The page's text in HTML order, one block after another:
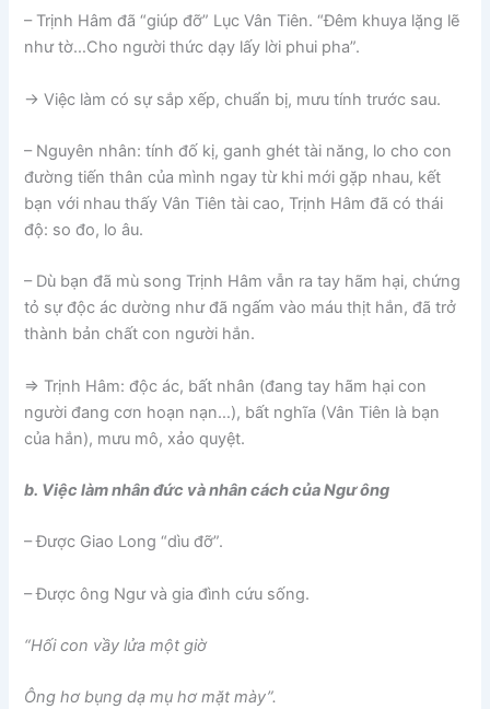
– Trịnh Hâm đã “giúp đỡ” Lục Vân Tiên. “Đêm khuya lặng lẽ
như tờ…Cho người thức dạy lấy lời phui pha”.
→ Việc làm có sự sắp xếp, chuẩn bị, mưu tính trước sau.
– Nguyên nhân: tính đố kị, ganh ghét tài năng, lo cho con
đường tiến thân của mình ngay từ khi mới gặp nhau, kết
bạn với nhau thấy Vân Tiên tài cao, Trịnh Hâm đã có thái
độ: so đo, lo âu.
– Dù bạn đã mù song Trịnh Hâm vẫn ra tay hãm hại, chứng
tỏ sự độc ác dường như đã ngấm vào máu thịt hắn, đã trở
thành bản chất con người hắn.
⇒ Trịnh Hâm: độc ác, bất nhân (đang tay hãm hại con
người đang cơn hoạn nạn…), bất nghĩa (Vân Tiên là bạn
của hắn), mưu mô, xảo quyệt.
b. Việc làm nhân đức và nhân cách của Ngư ông
– Được Giao Long “dìu đỡ”.
– Được ông Ngư và gia đình cứu sống.
“Hối con vầy lửa một giờ
Ông hơ bụng dạ mụ hơ mặt mày”.